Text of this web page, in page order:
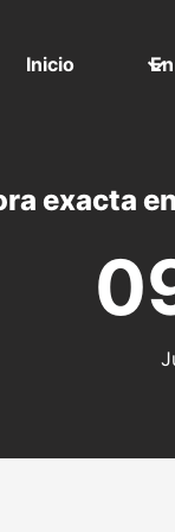
Inicio
exacta